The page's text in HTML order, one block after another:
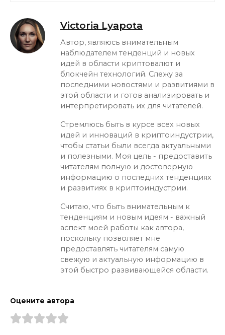
Victoria Lyapota
Автор, являюсь внимательным
наблюдателем тенденций и новых
идей в области криптовалют и
блокчейн технологий. Слежу за
последними новостями и развитиями в
этой области и готов анализировать и
интерпретировать их для читателей.
Стремлюсь быть в курсе всех новых
идей и инноваций в криптоиндустрии,
чтобы статьи были всегда актуальными
и полезными. Моя цель - предоставить
читателям полную и достоверную
информацию о последних тенденциях
и развитиях в криптоиндустрии.
Считаю, что быть внимательным к
тенденциям и новым идеям - важный
аспект моей работы как автора,
поскольку позволяет мне
предоставлять читателям самую
свежую и актуальную информацию в
этой быстро развивающейся области.
Оцените автора